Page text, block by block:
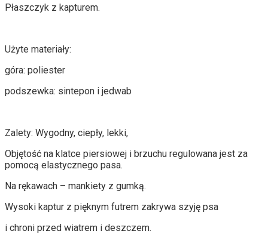
Płaszczyk z kapturem.
Użyte materiały:
góra: poliester
podszewka: sintepon i jedwab
Zalety: Wygodny, ciepły, lekki,
Objętość na klatce piersiowej i brzuchu regulowana jest za
pomocą elastycznego pasa.
Na rękawach – mankiety z gumką.
Wysoki kaptur z pięknym futrem zakrywa szyję psa
i chroni przed wiatrem i deszczem.